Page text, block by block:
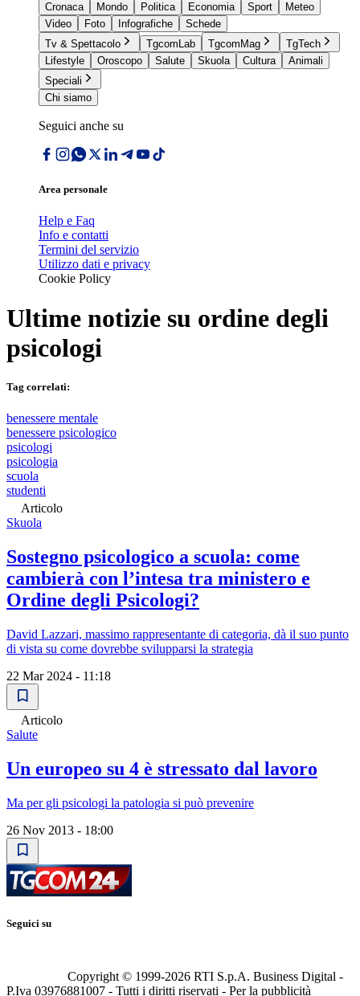
Cronaca
Mondo Politica Economia Sport
Meteo
Video
Foto Infografiche
Schede
Tv & Spettacolo
TgcomLab TgcomMag
TgTech
Lifestyle
Oroscopo Salute Skuola Cultura
Animali
Speciali
Chi siamo
Seguici anche su
Area personale
Help e Faq
Info e contatti
Termini del servizio
Utilizzo dati e privacy
Cookie Policy
Ultime notizie su ordine degli
psicologi
Tag correlati:
benessere mentale
benessere psicologico
psicologi
psicologia
scuola
studenti
Articolo
Skuola
Sostegno psicologico a scuola: come
cambierà con l’intesa tra ministero e
Ordine degli Psicologi?
David Lazzari, massimo rappresentante di categoria, dà il suo punto
di vista su come dovrebbe svilupparsi la strategia
22 Mar 2024 - 11:18
Articolo
Salute
Un europeo su 4 è stressato dal lavoro
Ma per gli psicologi la patologia si può prevenire
26 Nov 2013 - 18:00
Seguici su
Copyright © 1999-2026 RTI S.p.A. Business Digital -
P.Iva 03976881007 - Tutti i diritti riservati - Per la pubblicità